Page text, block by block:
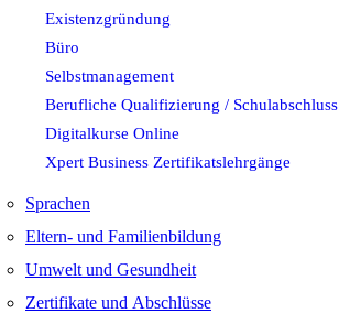
Existenzgründung
Büro
Selbstmanagement
Berufliche Qualifizierung / Schulabschluss
Digitalkurse Online
Xpert Business Zertifikatslehrgänge
Sprachen
Eltern- und Familienbildung
Umwelt und Gesundheit
Zertifikate und Abschlüsse